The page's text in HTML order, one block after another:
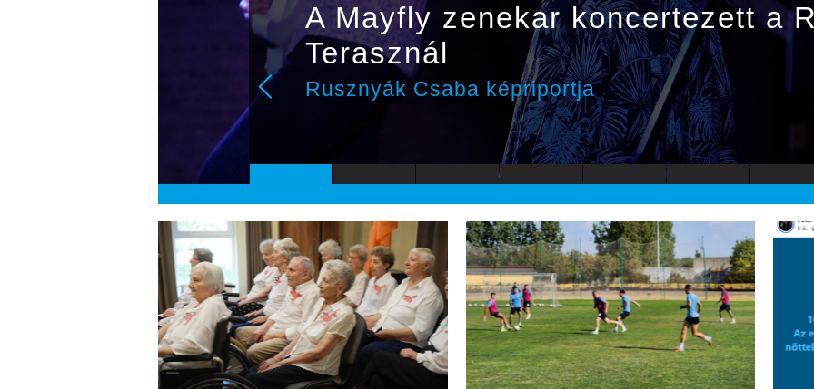
A Mayfly zenekar koncertezett a
Terasznál
Rusznyák Csaba képriportja